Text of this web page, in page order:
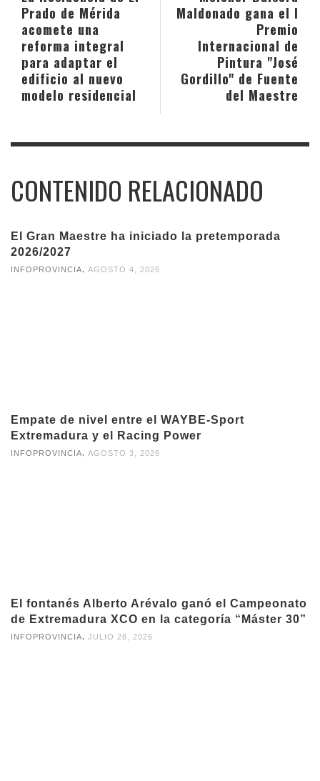
Maldonado gana el I
Premio
Internacional de
Pintura "José
Gordillo" de Fuente
del Maestre
Prado de Mérida
acomete una
reforma integral
para adaptar el
edificio al nuevo
modelo residencial
CONTENIDO RELACIONADO
El Gran Maestre ha iniciado la pretemporada
2026/2027
INFOPROVINCIA, AGOSTO 4, 2026
Empate de nivel entre el WAYBE-Sport
Extremadura y el Racing Power
INFOPROVINCIA AGOSTO 3, 2026
El fontanés Alberto Arévalo ganó el Campeonato
de Extremadura XCO en la categoría “Máster 30”
INFOPROVINCIA JULIO 28, 2026